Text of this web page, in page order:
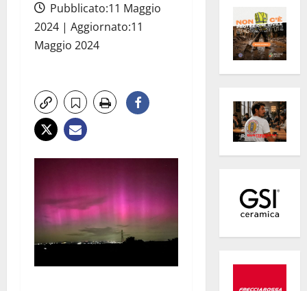
Pubblicato:11 Maggio
2024 | Aggiornato:11
Maggio 2024